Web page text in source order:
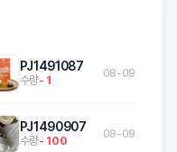
PJ1491087
수량- 1
08-09
PJ1490907
수량- 100
08-09